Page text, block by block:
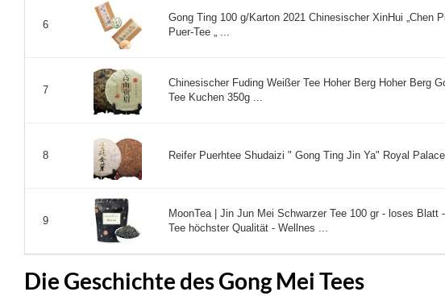
6
Gong Ting 100 g/Karton 2021 Chinesischer XinHui „Chen
Puer-Tee „ ...
7
Chinesischer Fuding Weißer Tee Hoher Berg Hoher Berg
Tee Kuchen 350g ...
8 Reifer Puerhtee Shudaizi " Gong Ting Jin Ya" Royal
9
MoonTea | Jin Jun Mei Schwarzer Tee 100 gr - loses Blatt
Tee höchster Qualität - Wellnes ...
Die Geschichte des Gong Mei Tees